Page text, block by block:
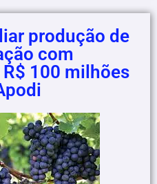
produção de
com
100 milhões